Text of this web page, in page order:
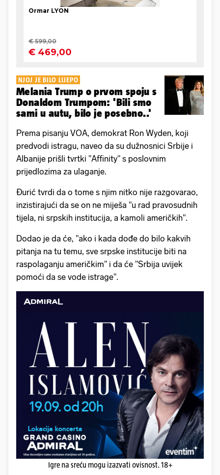
NJOJ JE BILO LIJEPO
Melania Trump o prvom spoju s
Donaldom Trumpom: 'Bili smo
sami u autu, bilo je posebno..'
Prema pisanju VOA, demokrat Ron Wyden, koji
predvodi istragu, naveo da su dužnosnici Srbije i
Albanije prišli tvrtki "Affinity" s poslovnim
prijedlozima za ulaganje.
Đurić tvrdi da o tome s njim nitko nije razgovarao,
inzistirajući da se on ne miješa "u rad pravosudnih
tijela, ni srpskih institucija, a kamoli američkih".
Dodao je da će, "ako i kada dođe do bilo kakvih
pitanja na tu temu, sve srpske institucije biti na
raspolaganju američkim" i da će "Srbija uvijek
pomoći da se vode istrage".
Igre na sreću mogu izazvati ovisnost. 18+